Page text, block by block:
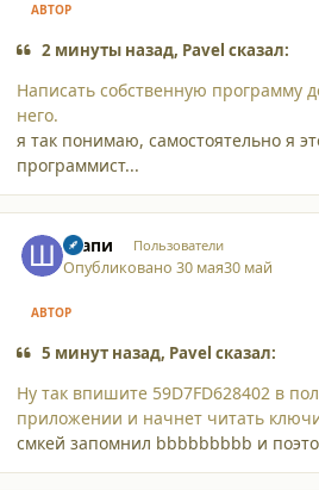
АВТОР
2 минуты назад, Pavel сказал:
Написать собственную программу
него.
я так понимаю, самостоятельно я
программист...
Шапи Пользователи
Опубликовано30 мая30 май
АВТОР
5 минут назад, Pavel сказал:
Ну так впишите 59D7FD628402 в
приложении и начнет читать
смкей запомнил bbbbbbbbb и